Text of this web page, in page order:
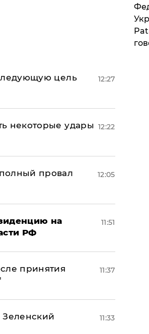
цель
12:27
некоторые удары 12:22
провал
12:05
на
РФ
11:51
принятия
11:37
Зеленский
11:33